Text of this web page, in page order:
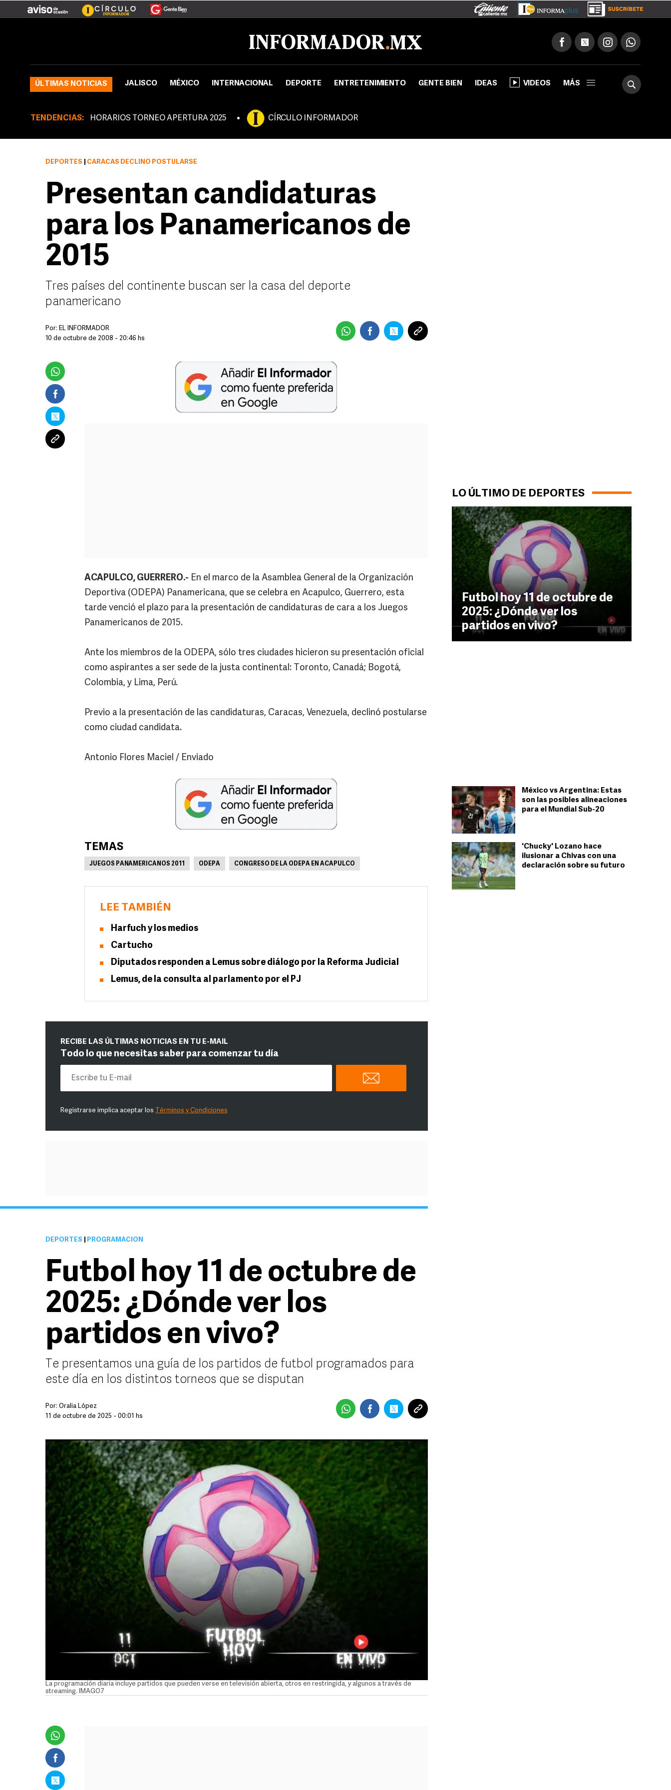
ÚLTIMAS NOTICIAS JALISCO MÉXICO INTERNACIONAL DEPORTE ENTRETENIMIENTO GENTE BIEN IDEAS VIDEOS MÁS
TENDENCIAS: HORARIOS TORNEO APERTURA 2025 CÍRCULO INFORMADOR
LO ÚLTIMO DE DEPORTES
Futbol hoy 11 de octubre de
2025: ¿Dónde ver los
partidos en vivo?
México vs Argentina: Estas
son las posibles alineaciones
para el Mundial Sub-20
'Chucky' Lozano hace
ilusionar a Chivas con una
declaración sobre su futuro
DEPORTES CARACAS DECLINO POSTULARSE
Presentan candidaturas
para los Panamericanos de
2015
Tres países del continente buscan ser la casa del deporte
panamericano
Por: EL INFORMADOR
10 de octubre de 2008 - 20:46 hs
ACAPULCO, GUERRERO.- En el marco de la Asamblea General de la Organización
Deportiva (ODEPA) Panamericana, que se celebra en Acapulco, Guerrero, esta
tarde venció el plazo para la presentación de candidaturas de cara a los Juegos
Panamericanos de 2015.
Ante los miembros de la ODEPA, sólo tres ciudades hicieron su presentación oficial
como aspirantes a ser sede de la justa continental: Toronto, Canadá; Bogotá,
Colombia, y Lima, Perú.
Previo a la presentación de las candidaturas, Caracas, Venezuela, declinó postularse
como ciudad candidata.
Antonio Flores Maciel / Enviado
TEMAS
JUEGOS PANAMERICANOS 2011 ODEPA CONGRESO DE LA ODEPA EN ACAPULCO
LEE TAMBIÉN
Harfuch y los medios
Cartucho
Diputados responden a Lemus sobre diálogo por la Reforma Judicial
Lemus, de la consulta al parlamento por el PJ
RECIBE LAS ÚLTIMAS NOTICIAS EN TU E-MAIL
Todo lo que necesitas saber para comenzar tu día
Registrarse implica aceptar los Términos y Condiciones
DEPORTES PROGRAMACIÓN
Futbol hoy 11 de octubre de
2025: ¿Dónde ver los
partidos en vivo?
Te presentamos una guía de los partidos de futbol programados para
este día en los distintos torneos que se disputan
Por: Oralia López
11 de octubre de 2025 - 00:01 hs
La programación diaria incluye partidos que pueden verse en televisión abierta, otros en restringida, y algunos a través de
streaming. IMAGO7